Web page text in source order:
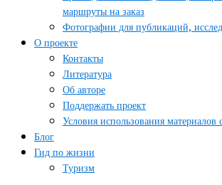
маршруты на заказ
Фотографии для публикаций,
О проекте
Контакты
Литература
Об авторе
Поддержать проект
Условия использования материалов
Блог
Гид по жизни
Туризм